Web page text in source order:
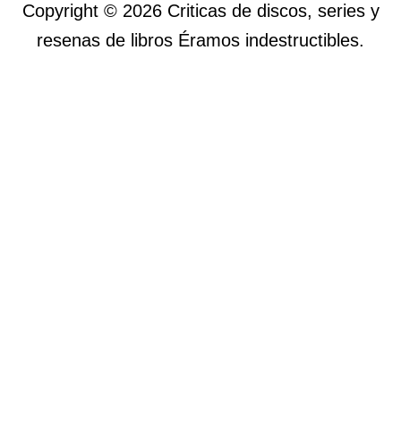
Copyright © 2026 Criticas de discos, series y
resenas de libros Éramos indestructibles.